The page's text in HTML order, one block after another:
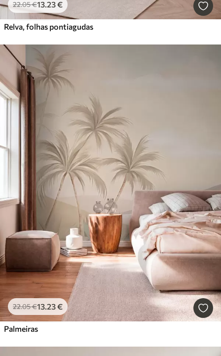
22.05€13.23€
Relva, folhas pontiagudas
22.05€13.23€
Palmeiras